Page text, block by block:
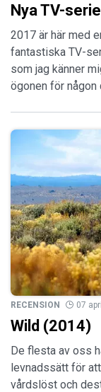
Nya TV-
2017 är här med
fantastiska TV-
som jag känner
ögonen för någon
RECENSION 07
Wild (2014)
De flesta av oss
levnadssätt för
vårdslöst och